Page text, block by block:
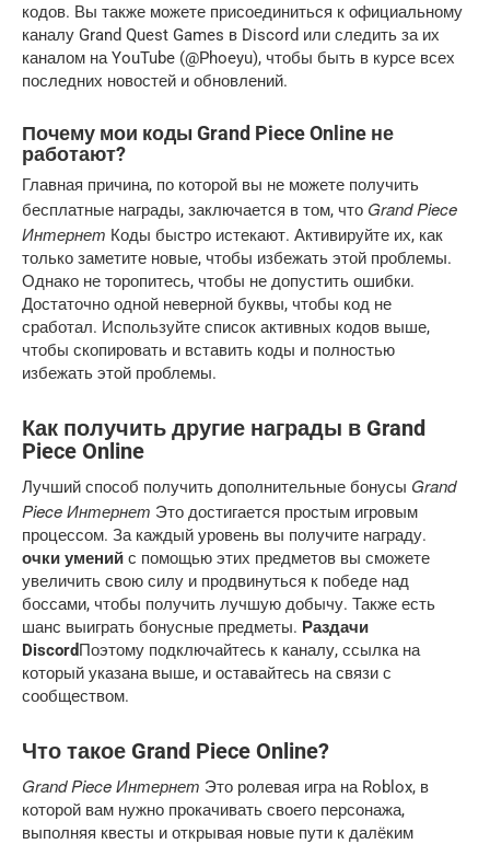
кодов. Вы также можете присоединиться к официальному
каналу Grand Quest Games в Discord или следить за их
каналом на YouTube (@Phoeyu), чтобы быть в курсе всех
последних новостей и обновлений.
Почему мои коды Grand Piece Online не
работают?
Главная причина, по которой вы не можете получить
бесплатные награды, заключается в том, что Grand Piece
Интернет Коды быстро истекают. Активируйте их, как
только заметите новые, чтобы избежать этой проблемы.
Однако не торопитесь, чтобы не допустить ошибки.
Достаточно одной неверной буквы, чтобы код не
сработал. Используйте список активных кодов выше,
чтобы скопировать и вставить коды и полностью
избежать этой проблемы.
Как получить другие награды в Grand
Piece Online
Лучший способ получить дополнительные бонусы Grand
Piece Интернет Это достигается простым игровым
процессом. За каждый уровень вы получите награду.
очки умений с помощью этих предметов вы сможете
увеличить свою силу и продвинуться к победе над
боссами, чтобы получить лучшую добычу. Также есть
шанс выиграть бонусные предметы. Раздачи
DiscordПоэтому подключайтесь к каналу, ссылка на
который указана выше, и оставайтесь на связи с
сообществом.
Что такое Grand Piece Online?
Grand Piece Интернет Это ролевая игра на Roblox, в
которой вам нужно прокачивать своего персонажа,
выполняя квесты и открывая новые пути к далёким